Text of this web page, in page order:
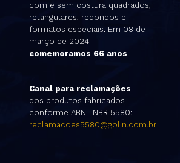
com e sem costura quadrados,
retangulares, redondos e
formatos especiais. Em 08 de
março de 2024
comemoramos 66 anos.
Canal para reclamações
dos produtos fabricados
conforme ABNT NBR 5580:
reclamacoes5580@golin.com.br